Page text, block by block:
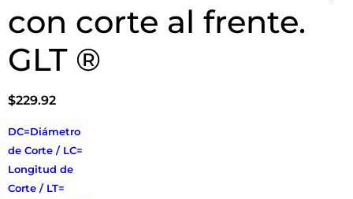
con corte al frente.
GLT ®
$229.92
DC=Diámetro
de Corte / LC=
Longitud de
Corte / LT=